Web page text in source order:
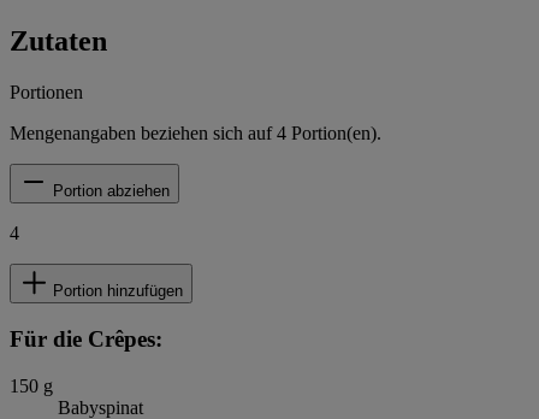
Zutaten
Portionen
Mengenangaben beziehen sich auf4 Portion(en).
Portion abziehen
4
Portion hinzufügen
Für die Crêpes:
150 g
Babyspinat